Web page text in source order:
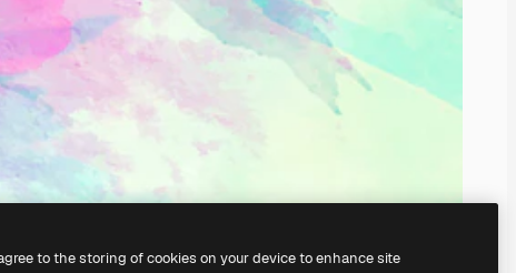
to the storing of cookies on your device to enhance site